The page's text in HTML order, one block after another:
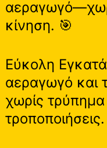
κίνηση. 🎯
Εύκολη
αεραγωγό και
χωρίς